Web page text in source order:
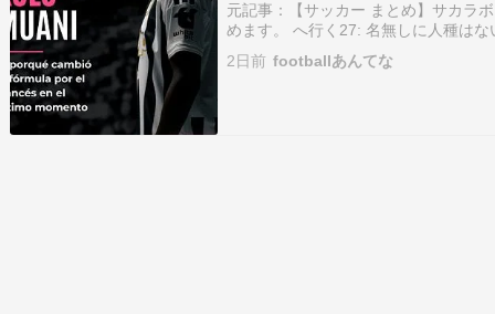
元記事：【サッカー まとめ】サカラ
めます。 へ行く27: 名無しに人種は
[61.25.170.17]) 2026/08/04(火)
2日前 footballあんてな